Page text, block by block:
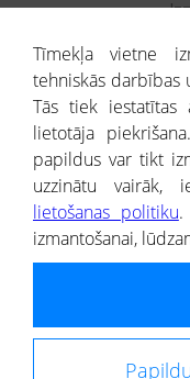
® CREDITREFORM
SIA
Portāla ietvaros
atbildīgs par fizisko
Tīmekļa vietne
tehniskās darbības
Tās tiek iestatītas
lietotāja
papildus var tikt
uzzinātu vairāk,
lietošanas politiku.
izmantošanai,